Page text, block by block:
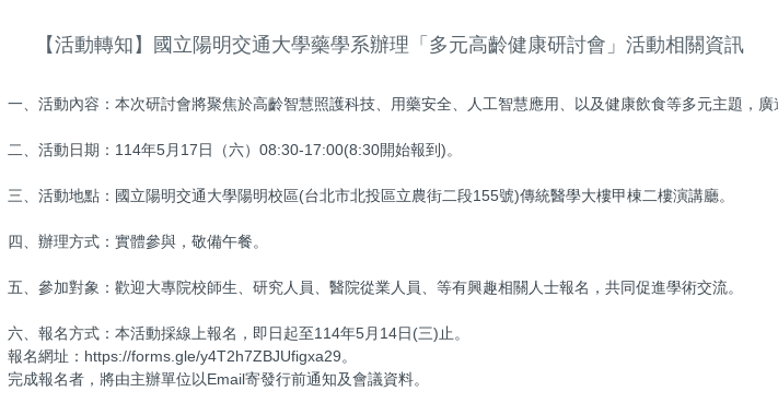
【活動轉知】國立陽明交通大學藥學系辦理「多元高齡健康研討會」活動相關資訊
一、活動內容：本次研討會將聚焦於高齡智慧照護科技、用藥安全、人工智慧應用、以及健康飲食等多元主題，
二、活動日期：114年5月17日（六）08:30-17:00(8:30開始報到)。
三、活動地點：國立陽明交通大學陽明校區(台北市北投區立農街二段155號)傳統醫學大樓甲棟二樓演講廳。
四、辦理方式：實體參與，敬備午餐。
五、參加對象：歡迎大專院校師生、研究人員、醫院從業人員、等有興趣相關人士報名，共同促進學術交流。
六、報名方式：本活動採線上報名，即日起至114年5月14日(三)止。
報名網址：https://forms.gle/y4T2h7ZBJUfigxa29。
完成報名者，將由主辦單位以Email寄發行前通知及會議資料。